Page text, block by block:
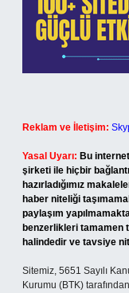
Reklam ve İletişim:
Yasal Uyarı: Bu
şirketi ile hiçbir
hazırladığımız
haber niteliği
paylaşım
benzerlikleri tamamen
halindedir ve tavsiye
Sitemiz, 5651 Sayılı
Kurumu (BTK)